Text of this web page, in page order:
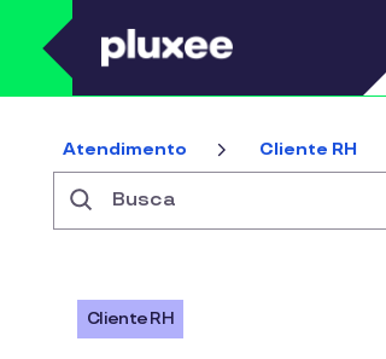
Pular para o conteúdo principal
Atendimento Cliente RH
Cliente RH